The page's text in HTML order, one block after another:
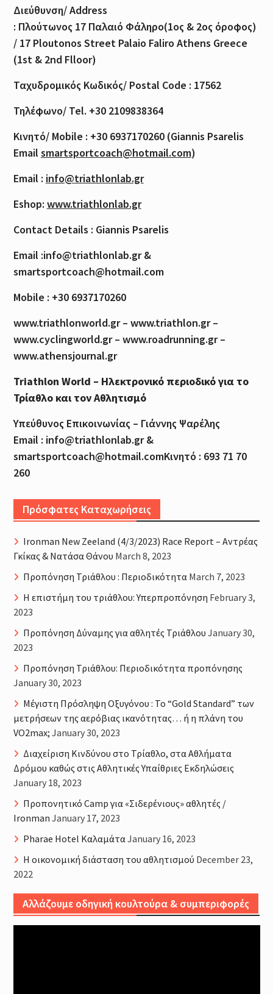
Διεύθυνση/ Address
: Πλούτωνος 17 Παλαιό Φάληρο(1ος & 2ος όροφος)
/ 17 Ploutonos Street Palaio Faliro Athens Greece
(1st & 2nd Flloor)
Ταχυδρομικός Κωδικός/ Postal Code : 17562
Τηλέφωνο/ Tel. +30 2109838364
Κινητό/ Mobile : +30 6937170260 (Giannis Psarelis
Email smartsportcoach@hotmail.com)
Email : info@triathlonlab.gr
Eshop: www.triathlonlab.gr
Contact Details : Giannis Psarelis
Email :info@triathlonlab.gr &
smartsportcoach@hotmail.com
Mobile : +30 6937170260
www.triathlonworld.gr – www.triathlon.gr –
www.cyclingworld.gr – www.roadrunning.gr –
www.athensjournal.gr
Triathlon World – Ηλεκτρονικό περιοδικό για το
Τρίαθλο και τον Αθλητισμό
Υπεύθυνος Επικοινωνίας – Γιάννης Ψαρέλης
Email : info@triathlonlab.gr &
smartsportcoach@hotmail.comΚινητό : 693 71 70
260
Πρόσφατες Καταχωρήσεις
Ironman New Zeeland (4/3/2023) Race Report – Αντρέας
Γκίκας & Νατάσα Θάνου March 8, 2023
Προπόνηση Τριάθλου : Περιοδικότητα March 7, 2023
H επιστήμη του τριάθλου: Υπερπροπόνηση February 3,
2023
Προπόνηση Δύναμης για αθλητές Τριάθλου January 30,
2023
Προπόνηση Τριάθλου: Περιοδικότητα προπόνησης
January 30, 2023
Μέγιστη Πρόσληψη Οξυγόνου : Το “Gold Standard” των
μετρήσεων της αερόβιας ικανότητας… ή η πλάνη του
VO2max; January 30, 2023
Διαχείριση Κινδύνου στο Τρίαθλο, στα Αθλήματα
Δρόμου καθώς στις Αθλητικές Υπαίθριες Εκδηλώσεις
January 18, 2023
Προπονητικό Camp για «Σιδερένιους» αθλητές /
Ironman January 17, 2023
Pharae Hotel Καλαμάτα January 16, 2023
Η οικονομική διάσταση του αθλητισμού December 23,
2022
Αλλάζουμε οδηγική κουλτούρα & συμπεριφορές